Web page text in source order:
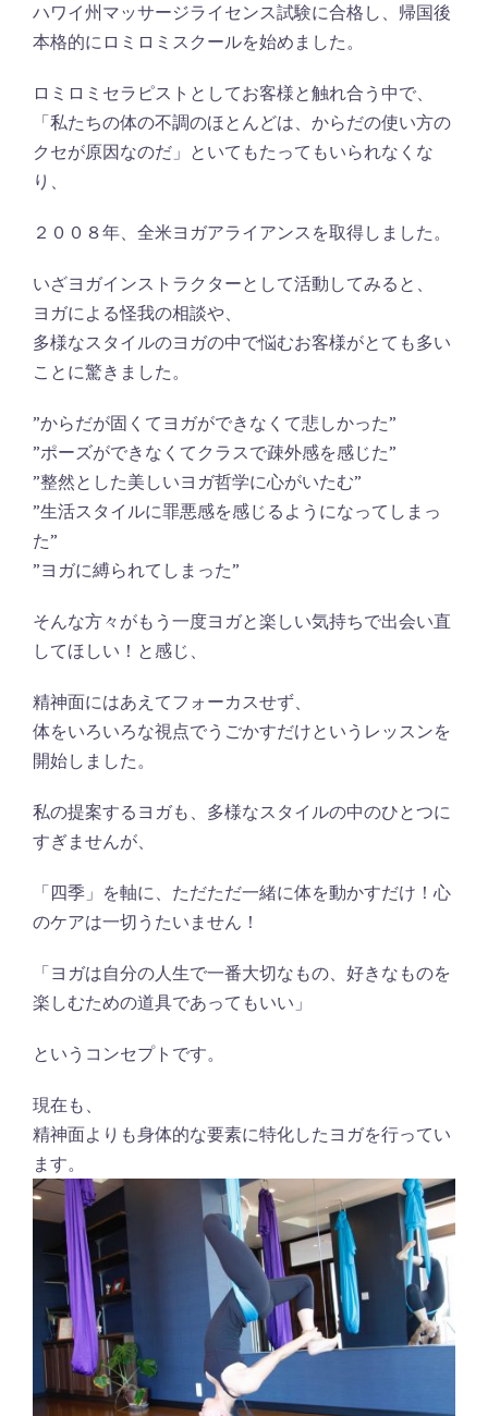
ハワイ州マッサージライセンス試験に合格し、帰国後
本格的にロミロミスクールを始めました。
ロミロミセラピストとしてお客様と触れ合う中で、
「私たちの体の不調のほとんどは、からだの使い方の
クセが原因なのだ」といてもたってもいられなくな
り、
２００８年、全米ヨガアライアンスを取得しました。
いざヨガインストラクターとして活動してみると、
ヨガによる怪我の相談や、
多様なスタイルのヨガの中で悩むお客様がとても多い
ことに驚きました。
”からだが固くてヨガができなくて悲しかった”
”ポーズができなくてクラスで疎外感を感じた”
”整然とした美しいヨガ哲学に心がいたむ”
”生活スタイルに罪悪感を感じるようになってしまっ
た”
”ヨガに縛られてしまった”
そんな方々がもう一度ヨガと楽しい気持ちで出会い直
してほしい！と感じ、
精神面にはあえてフォーカスせず、
体をいろいろな視点でうごかすだけというレッスンを
開始しました。
私の提案するヨガも、多様なスタイルの中のひとつに
すぎませんが、
「四季」を軸に、ただただ一緒に体を動かすだけ！心
のケアは一切うたいません！
「ヨガは自分の人生で一番大切なもの、好きなものを
楽しむための道具であってもいい」
というコンセプトです。
現在も、
精神面よりも身体的な要素に特化したヨガを行ってい
ます。